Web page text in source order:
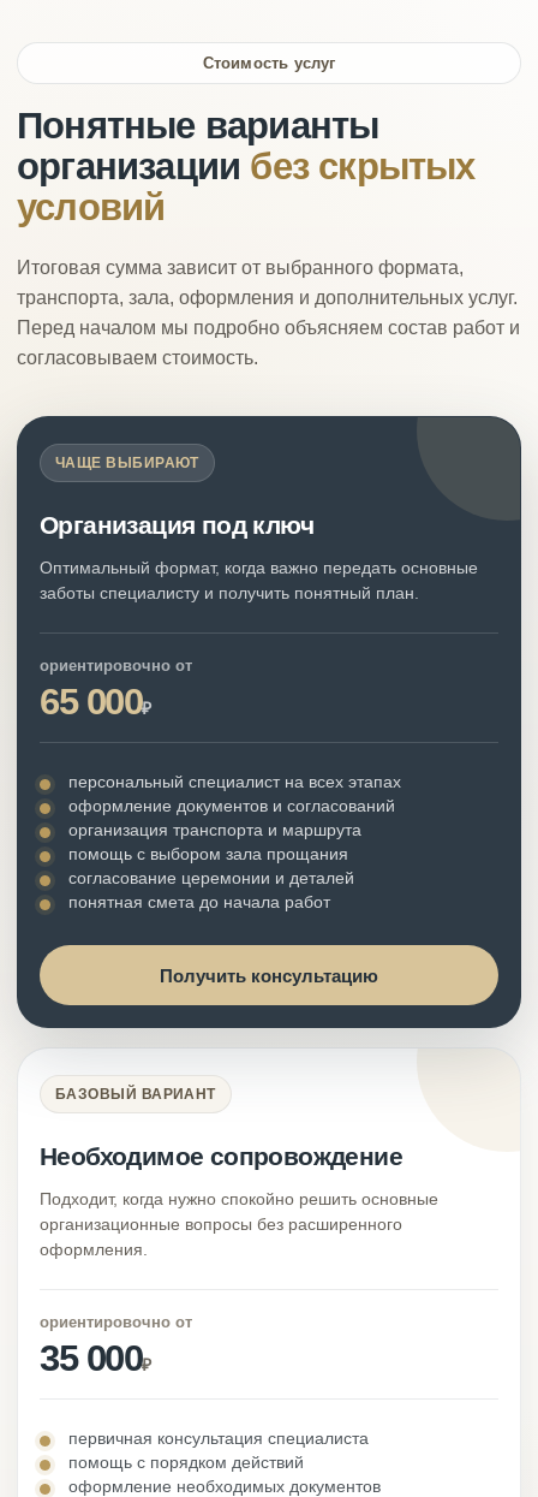
Стоимость услуг
Понятные варианты
организации без скрытых
условий
Итоговая сумма зависит от выбранного формата,
транспорта, зала, оформления и дополнительных услуг.
Перед началом мы подробно объясняем состав работ и
согласовываем стоимость.
БАЗОВЫЙ ВАРИАНТ
Необходимое сопровождение
Подходит, когда нужно спокойно решить основные
организационные вопросы без расширенного
оформления.
ориентировочно от
35 000₽
первичная консультация специалиста
помощь с порядком действий
оформление необходимых документов
ЧАЩЕ ВЫБИРАЮТ
Организация под ключ
Оптимальный формат, когда важно передать основные
заботы специалисту и получить понятный план.
ориентировочно от
65 000₽
персональный специалист на всех этапах
оформление документов и согласований
организация транспорта и маршрута
помощь с выбором зала прощания
согласование церемонии и деталей
понятная смета до начала работ
Получить консультацию